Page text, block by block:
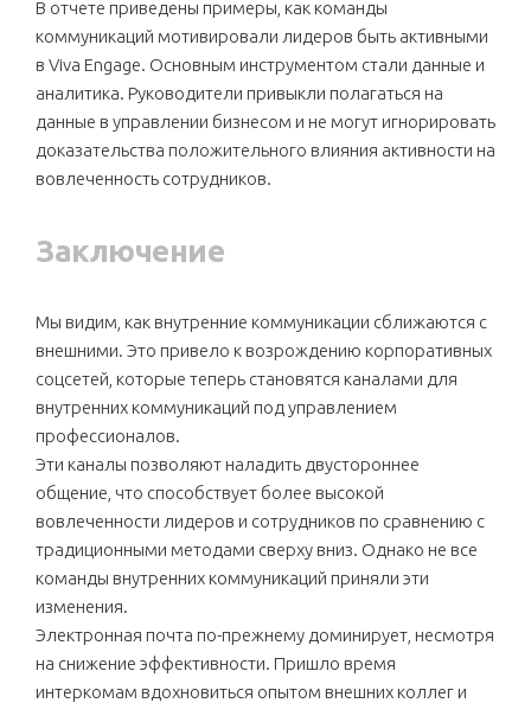
В отчете приведены примеры, как команды
коммуникаций мотивировали лидеров быть активными
в Viva Engage. Основным инструментом стали данные и
аналитика. Руководители привыкли полагаться на
данные в управлении бизнесом и не могут игнорировать
доказательства положительного влияния активности на
вовлеченность сотрудников.
Заключение
Мы видим, как внутренние коммуникации сближаются с
внешними. Это привело к возрождению корпоративных
соцсетей, которые теперь становятся каналами для
внутренних коммуникаций под управлением
профессионалов.
Эти каналы позволяют наладить двустороннее
общение, что способствует более высокой
вовлеченности лидеров и сотрудников по сравнению с
традиционными методами сверху вниз. Однако не все
команды внутренних коммуникаций приняли эти
изменения.
Электронная почта по-прежнему доминирует, несмотря
на снижение эффективности. Пришло время
интеркомам вдохновиться опытом внешних коллег и